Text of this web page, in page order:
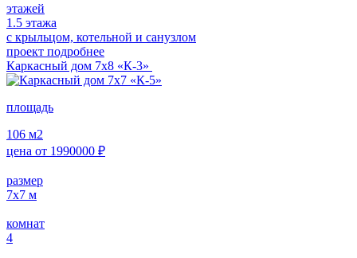
этажей
1.5 этажа
с крыльцом, котельной и санузлом
проект подробнее
Каркасный дом 7х8 «К-3»
площадь
106 м2
цена от 1990000 ₽
размер
7х7 м
комнат
4